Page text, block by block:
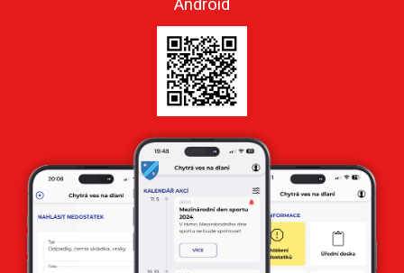
Android